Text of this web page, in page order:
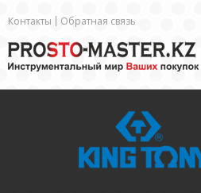
Контакты Обратная связь